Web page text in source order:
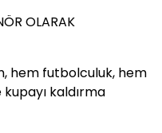
OLARAK
hem futbolculuk, hem
kaldırma